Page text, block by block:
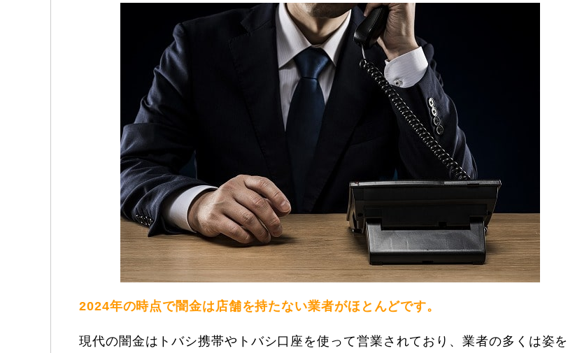
2024年の時点で闇金は店舗を持たない業者がほとんどです。
現代の闇金はトバシ携帯やトバシ口座を使って営業されており、業者の多くは姿を